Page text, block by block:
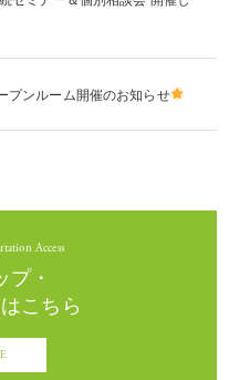
プンルーム開催のお知らせ
Access
プ・
こちら